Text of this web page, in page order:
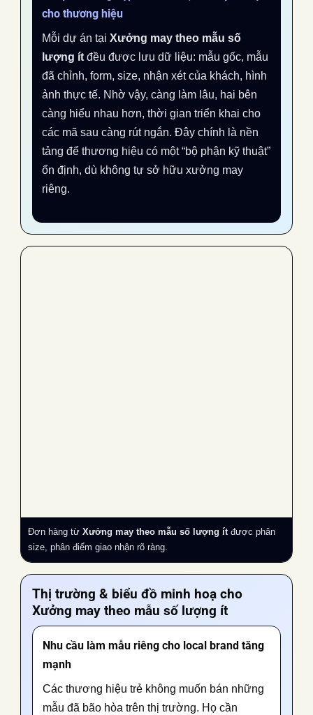
cho thương hiệu
Mỗi dự án tại Xưởng may theo mẫu số
lượng ít đều được lưu dữ liệu: mẫu gốc, mẫu
đã chỉnh, form, size, nhận xét của khách, hình
ảnh thực tế. Nhờ vậy, càng làm lâu, hai bên
càng hiểu nhau hơn, thời gian triển khai cho
các mã sau càng rút ngắn. Đây chính là nền
tảng để thương hiệu có một “bộ phận kỹ thuật”
ổn định, dù không tự sở hữu xưởng may
riêng.
Đơn hàng từ Xưởng may theo mẫu số lượng ít được phân
size, phân điểm giao nhận rõ ràng.
Thị trường & biểu đồ minh hoạ cho
Xưởng may theo mẫu số lượng ít
Nhu cầu làm mẫu riêng cho local brand tăng
mạnh
Các thương hiệu trẻ không muốn bán những
mẫu đã bão hòa trên thị trường. Họ cần